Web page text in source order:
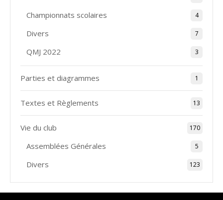
Championnats scolaires 4
Divers 7
QMJ 2022 3
Parties et diagrammes 1
Textes et Règlements 13
Vie du club 170
Assemblées Générales 5
Divers 123